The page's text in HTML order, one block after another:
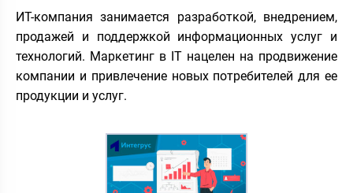
ИТ-компания занимается разработкой, внедрением,
продажей и поддержкой информационных услуг и
технологий. Маркетинг в IT нацелен на продвижение
компании и привлечение новых потребителей для ее
продукции и услуг.